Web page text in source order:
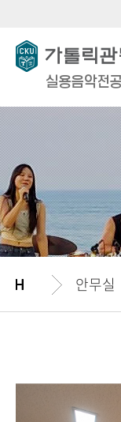
실용음악전공
안무실